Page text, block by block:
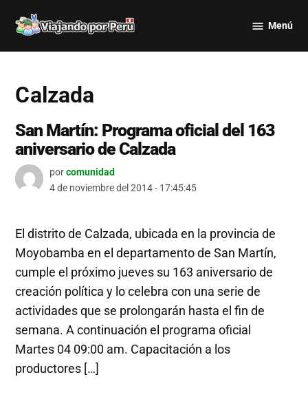
por Perú
Menú
Calzada
San Martín: Programa oficial del 163
aniversario de Calzada
porcomunidad
4 de noviembre del 2014 - 17:45:45
El distrito de Calzada, ubicada en la provincia de
Moyobamba en el departamento de San Martín,
cumple el próximo jueves su 163 aniversario de
creación política y lo celebra con una serie de
actividades que se prolongarán hasta el fin de
semana. A continuación el programa oficial
Martes 04 09:00 am. Capacitación a los
productores […]